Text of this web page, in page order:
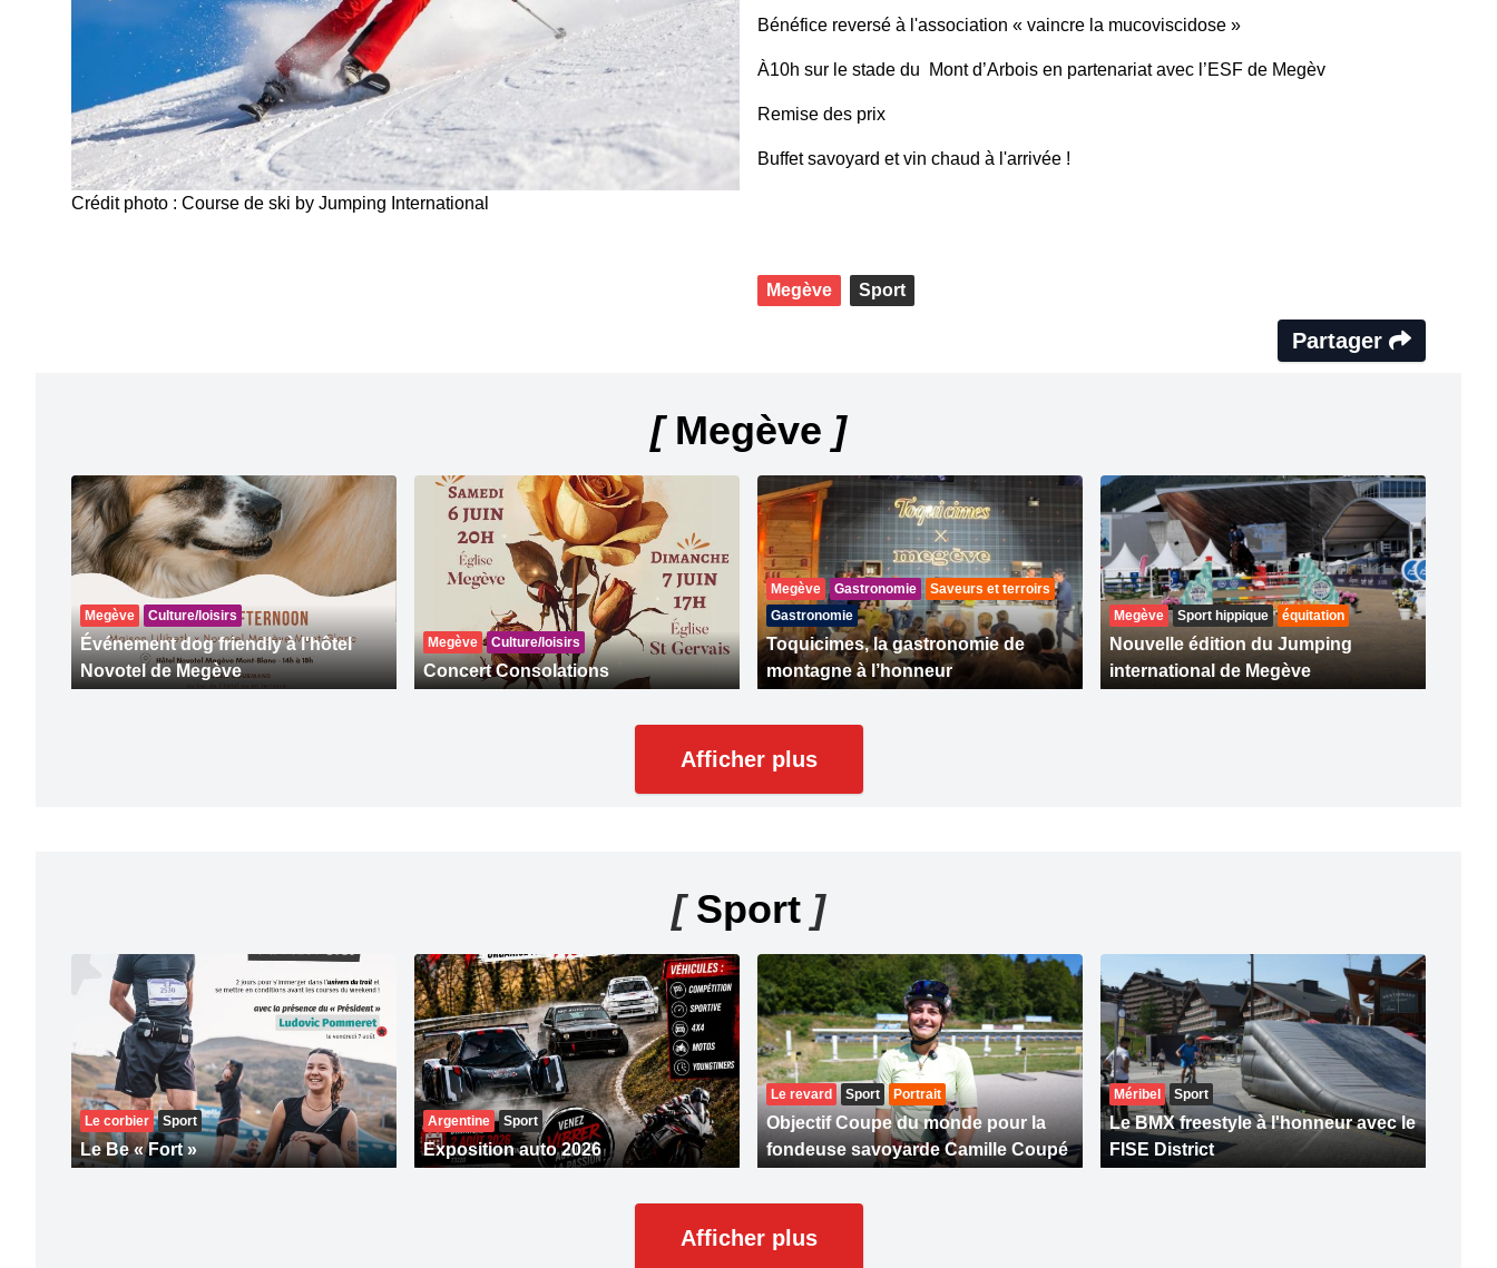
Crédit photo : Course de ski by Jumping International
Bénéfice reversé à l'association « vaincre la mucoviscidose »
À10h sur le stade du Mont d’Arbois en partenariat avec l’ESF de Megèv
Remise des prix
Buffet savoyard et vin chaud à l'arrivée !
Megève Sport
Partager
[Megève ]
Megève Culture/loisirs
Événement dog friendly à l'hôtel
Novotel de Megève
Megève Culture/loisirs
Concert Consolations
Megève Gastronomie
Saveurs et terroirs
Gastronomie
Toquicimes, la gastronomie de
montagne à l’honneur
Megève Sport hippique équitation
Nouvelle édition du Jumping
international de Megève
Afficher plus
[Sport ]
Le corbier Sport
Le Be « Fort »
Argentine Sport
Exposition auto 2026
Le revard Sport Portrait
Objectif Coupe du monde pour la
fondeuse savoyarde Camille Coupé
Méribel Sport
Le BMX freestyle à l'honneur avec le
FISE District
Afficher plus